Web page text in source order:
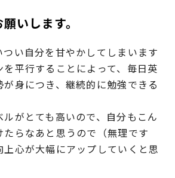
いします。
い自分を甘やかしてしまいます
平行することによって、毎日英
身につき、継続的に勉強できる
ルがとても高いので、自分もこん
たらなあと思うので（無理です
心が大幅にアップしていくと思